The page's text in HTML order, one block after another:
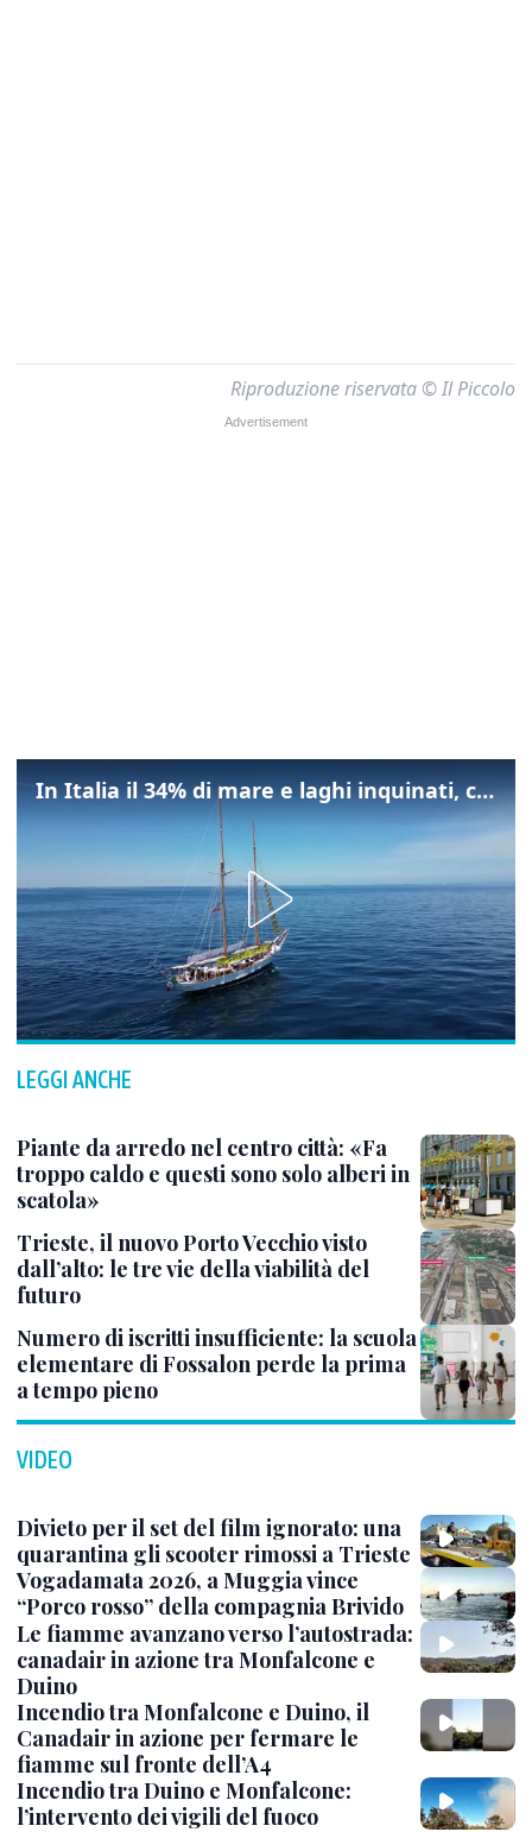
Riproduzione riservata © Il Piccolo
In Italia il 34% di mare e laghi inquinati, colpa della maladepurazione
LEGGI ANCHE
Piante da arredo nel centro città: «Fa
troppo caldo e questi sono solo alberi in
scatola»
Trieste, il nuovo Porto Vecchio visto
dall’alto: le tre vie della viabilità del
futuro
Numero di iscritti insufficiente: la scuola
elementare di Fossalon perde la prima
a tempo pieno
VIDEO
Divieto per il set del film ignorato: una
quarantina gli scooter rimossi a Trieste
Vogadamata 2026, a Muggia vince
“Porco rosso” della compagnia Brivido
Le fiamme avanzano verso l’autostrada:
canadair in azione tra Monfalcone e
Duino
Incendio tra Monfalcone e Duino, il
Canadair in azione per fermare le
fiamme sul fronte dell’A4
Incendio tra Duino e Monfalcone:
l’intervento dei vigili del fuoco